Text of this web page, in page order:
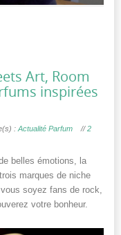
Art, Room
inspirées
: Actualité Parfum //2
belles émotions, la
marques de niche
soyez fans de rock,
votre bonheur.